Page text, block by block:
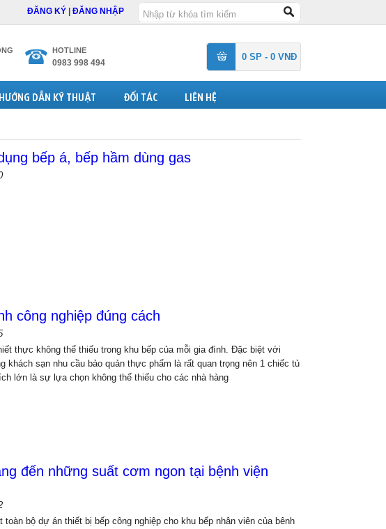
ĐĂNG KÝ ĐĂNG NHẬP
HOTLINE
0983 998 494
0 SP - 0 VNĐ
HƯỚNG DẪN KỸ THUẬT ĐỐI TÁC LIÊN HỆ
bếp á, bếp hầm dùng gas
công nghiệp đúng cách
thực không thể thiếu trong khu bếp của mỗi gia đình. Đặc biệt với
khách sạn nhu cầu bảo quản thực phẩm là rất quan trọng nên 1 chiếc tủ
lớn là sự lựa chọn không thể thiếu cho các nhà hàng
đến những suất cơm ngon tại bệnh viện
toàn bộ dự án thiết bị bếp công nghiệp cho khu bếp nhân viên của bênh